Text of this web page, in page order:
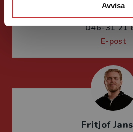
Avvisa
och
046-31 21
E-post
Fritjof